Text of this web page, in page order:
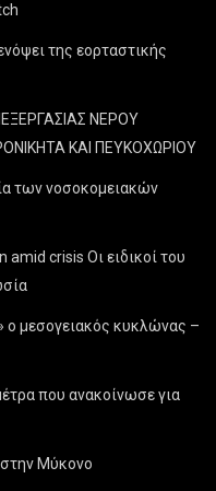
της εορταστικής
ΝΕΡΟΥ
ΚΑΙ ΠΕΥΚΟΧΩΡΙΟΥ
των νοσοκομειακών
crisis Οι ειδικοί του
ο μεσογειακός κυκλώνας –
που ανακοίνωσε για
Μύκονο